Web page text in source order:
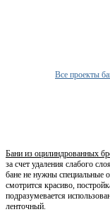
Все проекты
Бани из оцилиндрованных
за счет удаления слабого
бане не нужны специальные
смотрится красиво,
подразумевается
ленточный.